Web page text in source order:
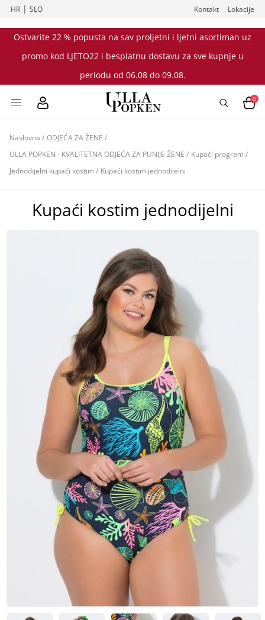
HR |SLO Kontakt Lokacije
Ostvarite 22 % popusta na sav proljetni i ljetni asortiman uz
promo kod LJETO22 i besplatnu dostavu za sve kupnje u
periodu od 06.08 do 09.08.
0
Naslovna / ODJEĆA ZA ŽENE /
ULLA POPKEN - KVALITETNA ODJEĆA ZA PUNIJE ŽENE / Kupaći program /
Jednodijelni kupaći kostim / Kupaći kostim jednodijelni
Kupaći kostim jednodijelni